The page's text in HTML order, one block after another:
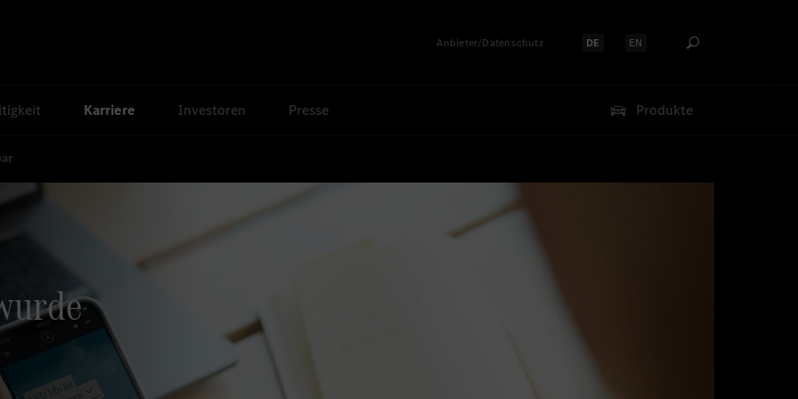
Anbieter/Datenschutz Sprache auswählen:
DE Sprache auswählen:
EN
Karriere Investoren Presse Produkte